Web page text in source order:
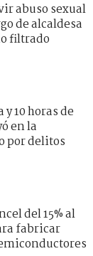
abuso sexual
de alcaldesa
filtrado
10 horas de
en la
por delitos
del 15% al
fabricar